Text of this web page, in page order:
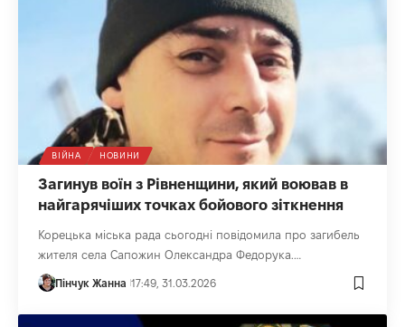
ВІЙНА НОВИНИ
Загинув воїн з Рівненщини, який воював в
найгарячіших точках бойового зіткнення
Корецька міська рада сьогодні повідомила про загибель
жителя села Сапожин Олександра Федорука.…
Пінчук Жанна 17:49, 31.03.2026